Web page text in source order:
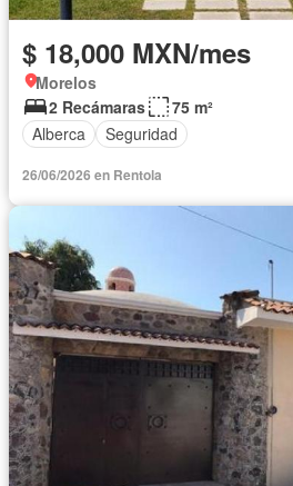
$ 18,000 MXN/mes
Morelos
2 Recámaras
75 m²
Alberca
Seguridad
26/06/2026 en Rentola